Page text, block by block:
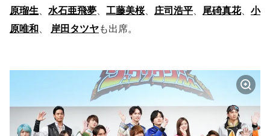
原瑠生、 水石亜飛夢、 工藤美桜、 庄司浩平、 尾碕真花、 小
原唯和、 岸田タツヤも出席。